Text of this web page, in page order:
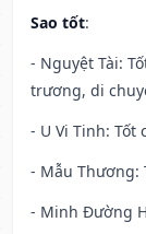
Sao tốt:
- Nguyệt Tài:
trương, di
- U Vi Tinh: Tốt
- Mẫu Thương:
- Minh Đường